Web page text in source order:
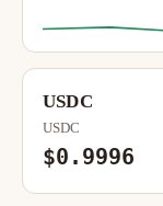
USDC
USDC
$0.9996